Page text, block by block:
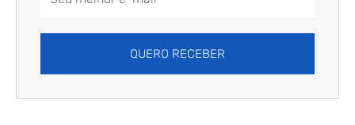
QUERO RECEBER